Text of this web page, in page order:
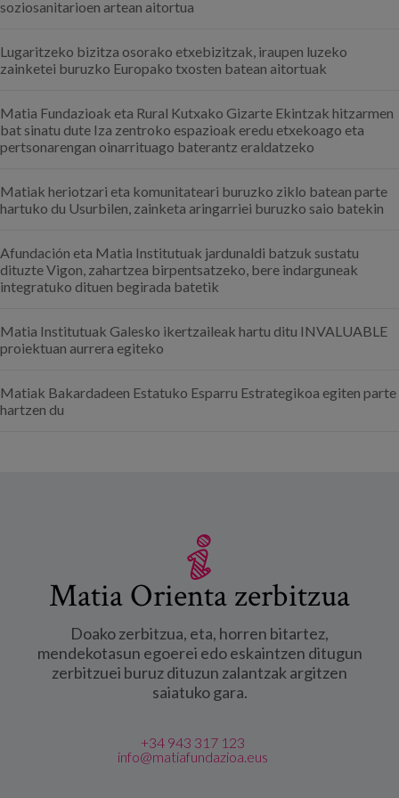
soziosanitarioen artean aitortua
Lugaritzeko bizitza osorako etxebizitzak, iraupen luzeko
zainketei buruzko Europako txosten batean aitortuak
Matia Fundazioak eta Rural Kutxako Gizarte Ekintzak hitzarmen
bat sinatu dute Iza zentroko espazioak eredu etxekoago eta
pertsonarengan oinarrituago baterantz eraldatzeko
Matiak heriotzari eta komunitateari buruzko ziklo batean parte
hartuko du Usurbilen, zainketa aringarriei buruzko saio batekin
Afundación eta Matia Institutuak jardunaldi batzuk sustatu
dituzte Vigon, zahartzea birpentsatzeko, bere indarguneak
integratuko dituen begirada batetik
Matia Institutuak Galesko ikertzaileak hartu ditu INVALUABLE
proiektuan aurrera egiteko
Matiak Bakardadeen Estatuko Esparru Estrategikoa egiten parte
hartzen du
Matia Orienta zerbitzua
Doako zerbitzua, eta, horren bitartez,
mendekotasun egoerei edo eskaintzen ditugun
zerbitzuei buruz dituzun zalantzak argitzen
saiatuko gara.
+34 943 317 123
info@matiafundazioa.eus